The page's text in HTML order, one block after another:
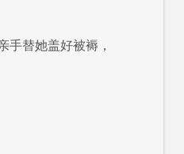
手替她盖好被褥，